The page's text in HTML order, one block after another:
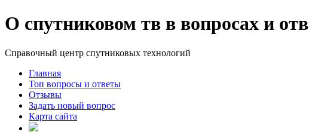
О спутниковом тв в вопросах и
Справочный центр спутниковых технологий
Главная
Топ вопросы и ответы
Отзывы
Задать новый вопрос
Карта сайта